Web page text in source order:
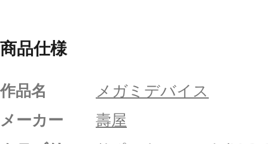
商品仕様
作品名
メガミデバイス
メーカー
壽屋